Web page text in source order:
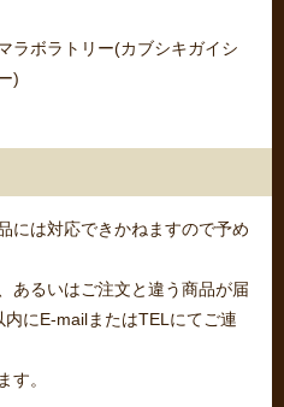
ボラトリー(カブシキガイシ
)
には対応できかねますので予め
あるいはご注文と違う商品が届
にE-mailまたはTELにてご連
す。